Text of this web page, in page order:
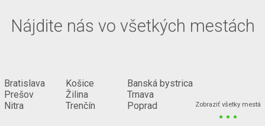
Nájdite nás vo všetkých mestách
Bratislava
Prešov
Nitra
Košice
Žilina
Trenčín
Banská bystrica
Trnava
Poprad
Zobraziť všetky mestá
...